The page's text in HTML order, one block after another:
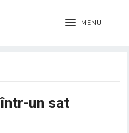
MENU
un sat